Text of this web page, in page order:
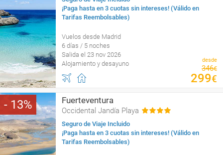
¡Paga hasta en 3 cuotas sin intereses! (Válido en
Tarifas Reembolsables)
Vuelos desde Madrid
6 días / 5 noches
Salida el 23 nov 2026
Alojamiento y desayuno
desde
346€
299€
13 Fuerteventura
Occidental Jandía Playa
Seguro de Viaje Incluido
¡Paga hasta en 3 cuotas sin intereses! (Válido en
Tarifas Reembolsables)